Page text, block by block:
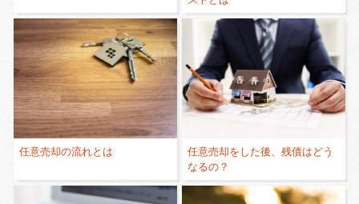
任意売却の流れとは
任意売却をした後、残債はどう
なるの？